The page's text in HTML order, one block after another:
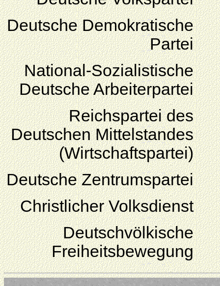
Deutsche Demokratische
Partei
National-Sozialistische
Deutsche Arbeiterpartei
Reichspartei des
Deutschen Mittelstandes
(Wirtschaftspartei)
Deutsche Zentrumspartei
Christlicher Volksdienst
Deutschvölkische
Freiheitsbewegung